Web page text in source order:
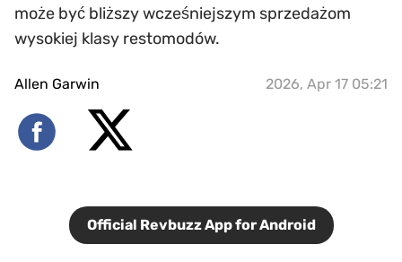
może być bliższy wcześniejszym sprzedażom
wysokiej klasy restomodów.
Allen Garwin 2026, Apr 17 05:21
Official Revbuzz App for Android